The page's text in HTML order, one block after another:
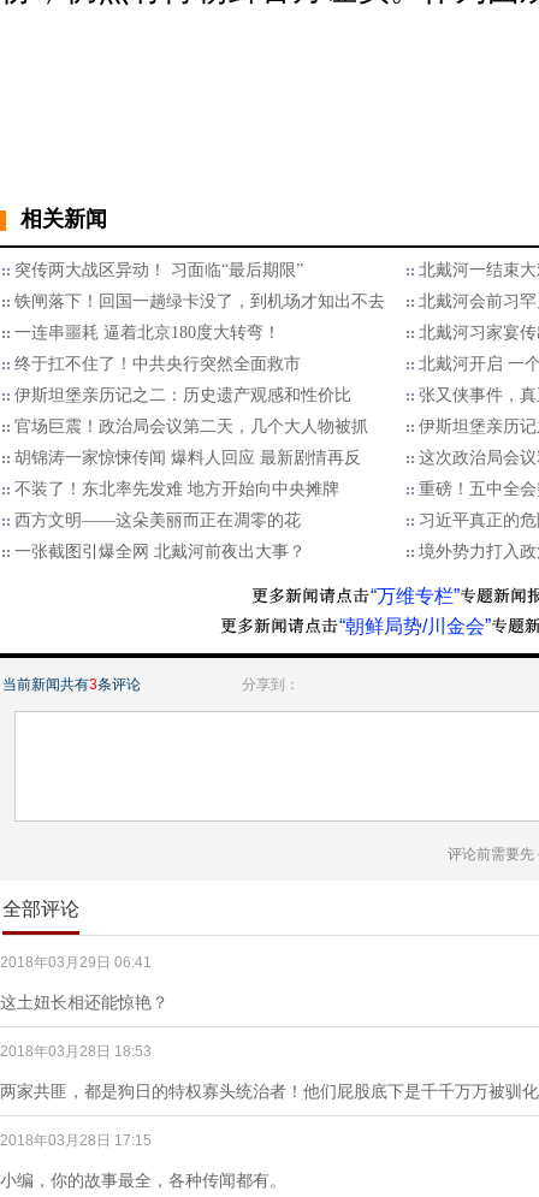
相关新闻
突传两大战区异动！ 习面临“最后期限”
北戴河一结束
铁闸落下！回国一趟绿卡没了，到机场才知出不去
北戴河会前习
一连串噩耗 逼着北京180度大转弯！
北戴河习家宴
终于扛不住了！中共央行突然全面救市
北戴河开启 一
伊斯坦堡亲历记之二：历史遗产观感和性价比
张又侠事件，
官场巨震！政治局会议第二天，几个大人物被抓
伊斯坦堡亲历
胡锦涛一家惊悚传闻 爆料人回应 最新剧情再反
这次政治局会
不装了！东北率先发难 地方开始向中央摊牌
重磅！五中全
西方文明——这朵美丽而正在凋零的花
习近平真正的
一张截图引爆全网 北戴河前夜出大事？
境外势力打入
“万维专栏”
“朝鲜局势/川金会”
当前新闻共有3条评论 分享到：
评论前需要先
全部评论
2018年03月29日 06:41
这土妞长相还能惊艳？
2018年03月28日 18:53
两家共匪，都是狗日的特权寡头统治者！他们屁股底下是千千万万被驯
2018年03月28日 17:15
小编，你的故事最全，各种传闻都有。